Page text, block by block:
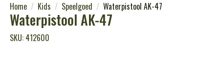
Home Kids Speelgoed Waterpistool AK-47
Waterpistool AK-47
SKU: 412600